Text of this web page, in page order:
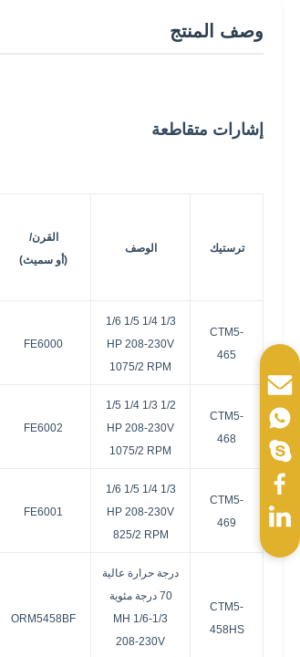
وصف المنتج
إشارات متقاطعة
ترستيك الوصف
القرن/
(أو سميث)
CTM5-
465
1/3 1/4 1/5 1/6
HP 208-230V
1075/2 RPM
FE6000
CTM5-
468
1/2 1/3 1/4 1/5
HP 208-230V
1075/2 RPM
FE6002
CTM5-
469
1/3 1/4 1/5 1/6
HP 208-230V
825/2 RPM
FE6001
CTM5-
458HS
درجة حرارة عالية
70 درجة مئوية
MH 1/6-1/3
208-230V
ORM5458BF